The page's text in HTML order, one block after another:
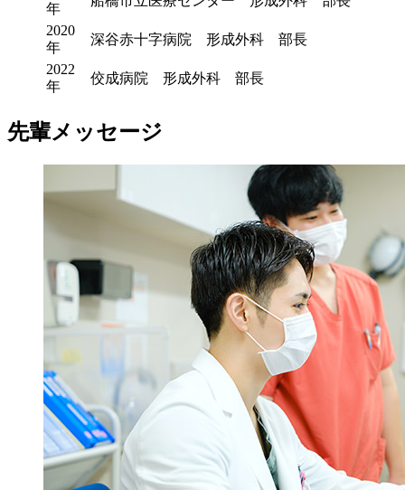
年
2020
年
深谷赤十字病院 形成外科 部長
2022
年
佼成病院 形成外科 部長
先輩メッセージ